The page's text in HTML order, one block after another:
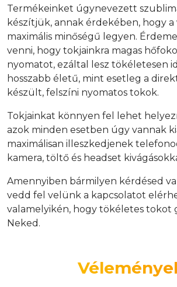
Termékeinket úgynevezett
készítjük, annak érdekében, hogy
maximális minőségű legyen.
venni, hogy tokjainkra magas
nyomatot, ezáltal lesz tökéletesen
hosszabb életű, mint esetleg a direkt
készült, felszíni nyomatos tokok.
Tokjainkat könnyen fel lehet
azok minden esetben úgy vannak
maximálisan illeszkedjenek
kamera, töltő és headset
Amennyiben bármilyen kérdésed
vedd fel velünk a kapcsolatot
valamelyikén, hogy tökéletes tokot
Neked.